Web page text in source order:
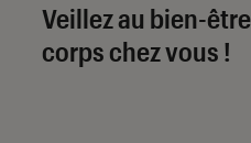
Veillez au bien-
corps chez vous !